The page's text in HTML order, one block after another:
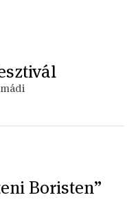
Boristen”